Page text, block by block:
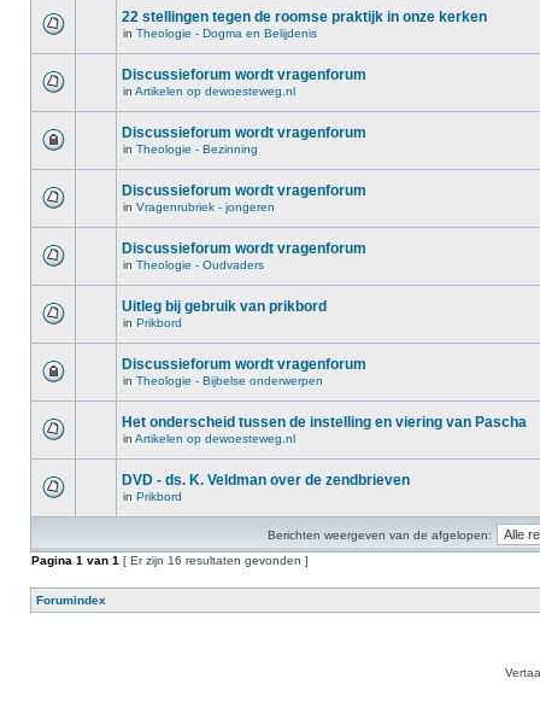
22 stellingen tegen de roomse praktijk in onze kerken
in Theologie - Dogma en Belijdenis
Discussieforum wordt vragenforum
in Artikelen op dewoesteweg.nl
Discussieforum wordt vragenforum
in Theologie - Bezinning
Discussieforum wordt vragenforum
in Vragenrubriek - jongeren
Discussieforum wordt vragenforum
in Theologie - Oudvaders
Uitleg bij gebruik van prikbord
in Prikbord
Discussieforum wordt vragenforum
in Theologie - Bijbelse onderwerpen
Het onderscheid tussen de instelling en viering van Pascha
in Artikelen op dewoesteweg.nl
DVD - ds. K. Veldman over de zendbrieven
in Prikbord
Berichten weergeven van de afgelopen:
Pagina 1 van 1 [ Er zijn 16 resultaten gevonden ]
Forumindex